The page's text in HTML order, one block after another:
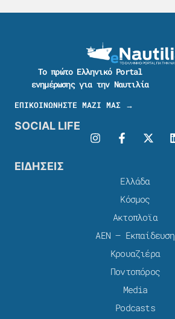
Το πρώτο Ελληνικό Portal
ενημέρωσης για την Ναυτιλία
ΕΠΙΚΟΙΝΩΝΗΣΤΕ ΜΑΖΙ ΜΑΣ →
SOCIAL LIFE
ΕΙΔΗΣΕΙΣ
Ελλάδα
Κόσμος
Ακτοπλοϊα
ΑΕΝ – Εκπαίδευση
Κρουαζιέρα
Ποντοπόρος
Media
Podcasts